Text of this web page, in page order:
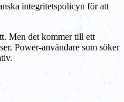
integritetspolicyn för att
Men det kommer till ett
Power-användare som söker